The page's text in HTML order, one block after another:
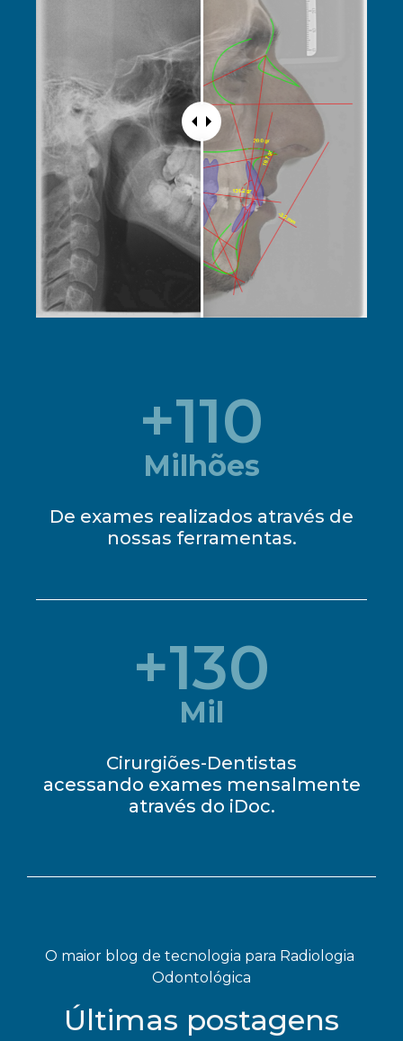
+110
Milhões
De exames realizados através de
nossas ferramentas.
+130
Mil
Cirurgiões-Dentistas
acessando exames mensalmente
através do iDoc.
O maior blog de tecnologia para Radiologia
Odontológica
Últimas postagens